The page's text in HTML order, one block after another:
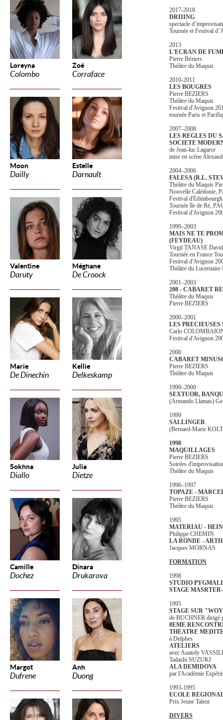
Loreyna
Colombo
Zoé
Corraface
Moon
Dailly
Estelle
Darnault
Valentine
Daruty
Méghane
De Croock
Marie
De Dinechin
Kellie
Delkeskamp
Sokhna
Diallo
Julia
Dietze
Camille
Dochez
Dinara
Drukarova
Margot
Dufrene
Anh
Duong
2017-2018
DRIIING
spectacle
Tournée et Festival
2013
L'ECRAN DE
Pierre Béziers
Théâtre du Maquis
2010-2011
LES BOUGRES
Pierre BEZIERS
Théâtre du Maquis
Festival d'Avignon
tournée Paris et
2007–2008
LES REGLES DU
SOCIETE
de Jean-luc Lagarce
mise en scène
2004–2006
FALESA (R.L.
Théâtre du Maquis
Nouvelle Calédonie,
Festival
Tournée île de Ré,
Festival d'Avignon
1999–2003
MAIS NE TE
(FEYDEAU)
Virgil TANASE
Tournée en France
Festival d'Avignon
Théâtre du Lucernaire
2001–2003
208 - CABARET
Théâtre du Maquis
Pierre BEZIERS
2000–2001
LES
Carlo
Festival d'Avignon
2000
CABARET
Pierre BEZIERS
Théâtre du Maquis
1999–2000
SEXTUOR,
(Armando Llamas)
1999
SALLINGER
(Bernard-Marie
1998
MAQUILLAGES
Pierre BEZIERS
Soirées
Théâtre du Maquis
1996–1997
TOPAZE -
Pierre BEZIERS
Théâtre du Maquis
1995
MATERIAU -
Philippe CHEMIN
LA RONDE -
Jacques MORNAS
FORMATION
1998
STUDIO
STAGE
1995
STAGE SUR
de BUCHNER dirigé
8EME
THEATRE
à Delphes
ATELIERS
avec Anatoly
Tadashi SUZUKI
ALA DEMIDOVA
par l'Académie
1993-1995
ECOLE
Prix Jeune Talent
DIVERS